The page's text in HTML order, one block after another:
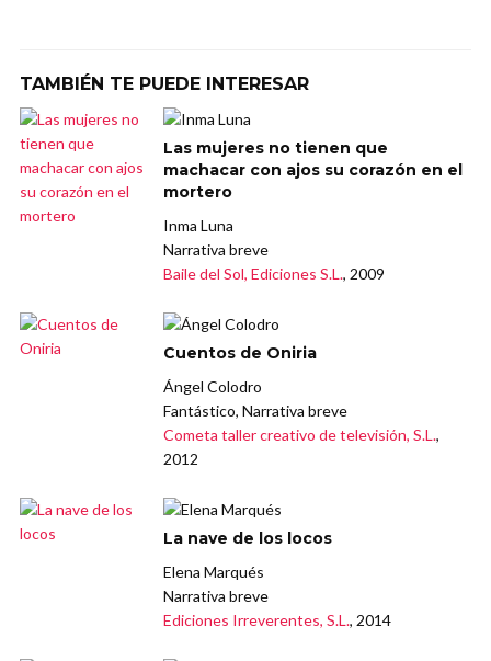
TAMBIÉN TE PUEDE INTERESAR
Las mujeres no tienen que
machacar con ajos su corazón en el
mortero
Inma Luna
Narrativa breve
Baile del Sol, Ediciones S.L., 2009
Cuentos de Oniria
Ángel Colodro
Fantástico, Narrativa breve
Cometa taller creativo de televisión, S.L.,
2012
La nave de los locos
Elena Marqués
Narrativa breve
Ediciones Irreverentes, S.L., 2014